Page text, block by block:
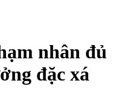
nhân đủ
đặc xá